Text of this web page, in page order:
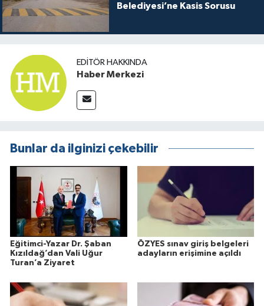
Belediyesi’ne Kasis Sorusu
EDITÖR HAKKINDA
Haber Merkezi
Bunlar da ilginizi çekebilir
Eğitimci-Yazar Dr. Şaban
Kızıldağ’dan Vali Uğur
Turan’a Ziyaret
ÖZYES sınav giriş belgeleri
adayların erişimine açıldı